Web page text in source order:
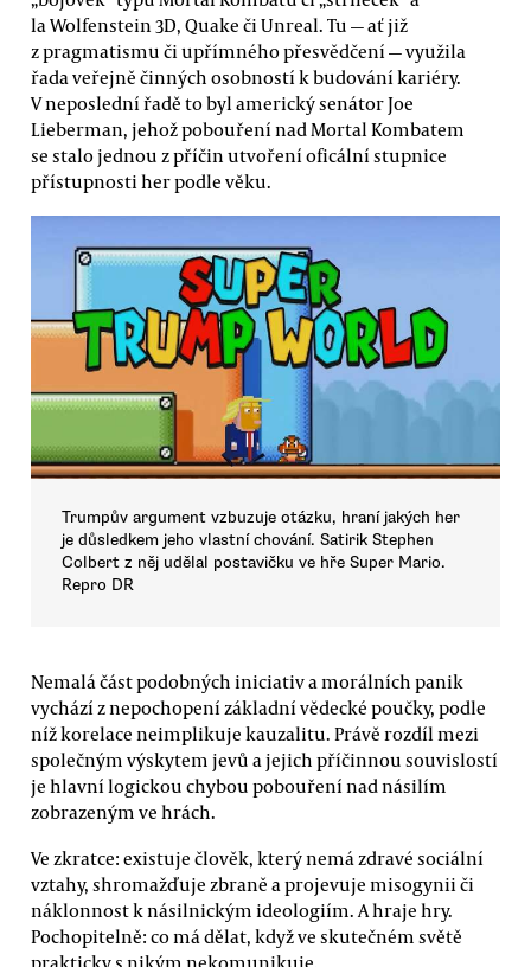
la Wolfenstein 3D, Quake či Unreal. Tu — ať již
z pragmatismu či upřímného přesvědčení — využila
řada veřejně činných osobností k budování kariéry.
V neposlední řadě to byl americký senátor Joe
Lieberman, jehož pobouření nad Mortal Kombatem
se stalo jednou z příčin utvoření oficální stupnice
přístupnosti her podle věku.
Trumpův argument vzbuzuje otázku, hraní jakých her
je důsledkem jeho vlastní chování. Satirik Stephen
Colbert z něj udělal postavičku ve hře Super Mario.
Repro DR
Nemalá část podobných iniciativ a morálních panik
vychází z nepochopení základní vědecké poučky, podle
níž korelace neimplikuje kauzalitu. Právě rozdíl mezi
společným výskytem jevů a jejich příčinnou souvislostí
je hlavní logickou chybou pobouření nad násilím
zobrazeným ve hrách.
Ve zkratce: existuje člověk, který nemá zdravé sociální
vztahy, shromažďuje zbraně a projevuje misogynii či
náklonnost k násilnickým ideologiím. A hraje hry.
Pochopitelně: co má dělat, když ve skutečném světě
prakticky s nikým nekomunikuje.